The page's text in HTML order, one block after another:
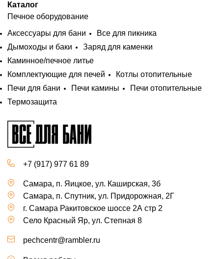
Каталог
Печное оборудование
Аксессуары для бани
Все для пикника
Дымоходы и баки
Заряд для каменки
Каминное/печное литье
Комплектующие для печей
Котлы отопительные
Печи для бани
Печи камины
Печи отопительные
Термозащита
+7 (917) 977 61 89
Самара, п. Яицкое, ул. Каширская, 3б
Самара, п. Спутник, ул. Придорожная, 2Г
г. Самара Ракитовское шоссе 2А стр 2
Село Красный Яр, ул. Степная 8
pechcentr@rambler.ru